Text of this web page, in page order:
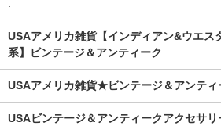
.
USAアメリカ雑貨【インディアン&ウエス
系】ビンテージ＆アンティーク
USAアメリカ雑貨★ビンテージ＆アンテ
USAビンテージ＆アンティークアクセサ